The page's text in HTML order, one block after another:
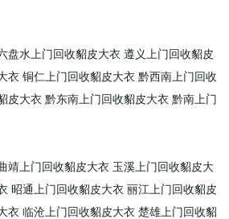
盘水上门回收貂皮大衣 遵义上门回收貂皮
衣 铜仁上门回收貂皮大衣 黔西南上门回收
皮大衣 黔东南上门回收貂皮大衣 黔南上门
靖上门回收貂皮大衣 玉溪上门回收貂皮大
昭通上门回收貂皮大衣 丽江上门回收貂皮
衣 临沧上门回收貂皮大衣 楚雄上门回收貂